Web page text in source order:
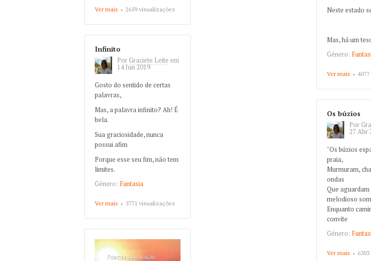
Ver mais about Trinta e um de
2659 visualizações
Neste estado
Mas, há um
Género:
Ver mais about
Infinito
Por Graciete Leite em
14 Jun 2019
Gosto do sentido de certas
palavras,
Mas, a palavra infinito? Ah! É
bela.
Sua graciosidade, nunca
possui afim
Porque esse seu fim, não tem
limites.
Género: Fantasia
Ver mais about Infinito
5771 visualizações
Os búzios
Por
27 Abr
"Os búzios
praia,
Murmuram,
ondas
Que aguardam
melodioso
Enquanto
convite
Género:
Ver mais about